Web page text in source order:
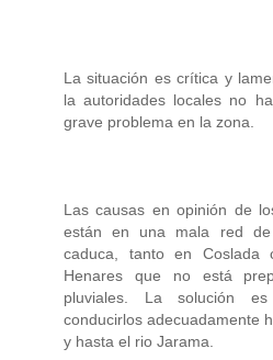
La situación es crítica y
la autoridades locales no
grave problema en la zona.
Las causas en opinión de
están en una mala red de
caduca, tanto en Coslada
Henares que no está
pluviales. La solución
conducirlos adecuadamente
y hasta el rio Jarama.